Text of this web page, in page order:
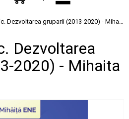
gruparii (2013-2020) - Mihaita Ene
Dezvoltarea
2020) - Mihaita